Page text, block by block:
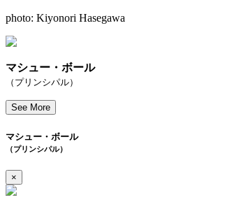
photo: Kiyonori Hasegawa
マシュー・ボール
（プリンシパル）
See More
マシュー・ボール
（プリンシパル）
×